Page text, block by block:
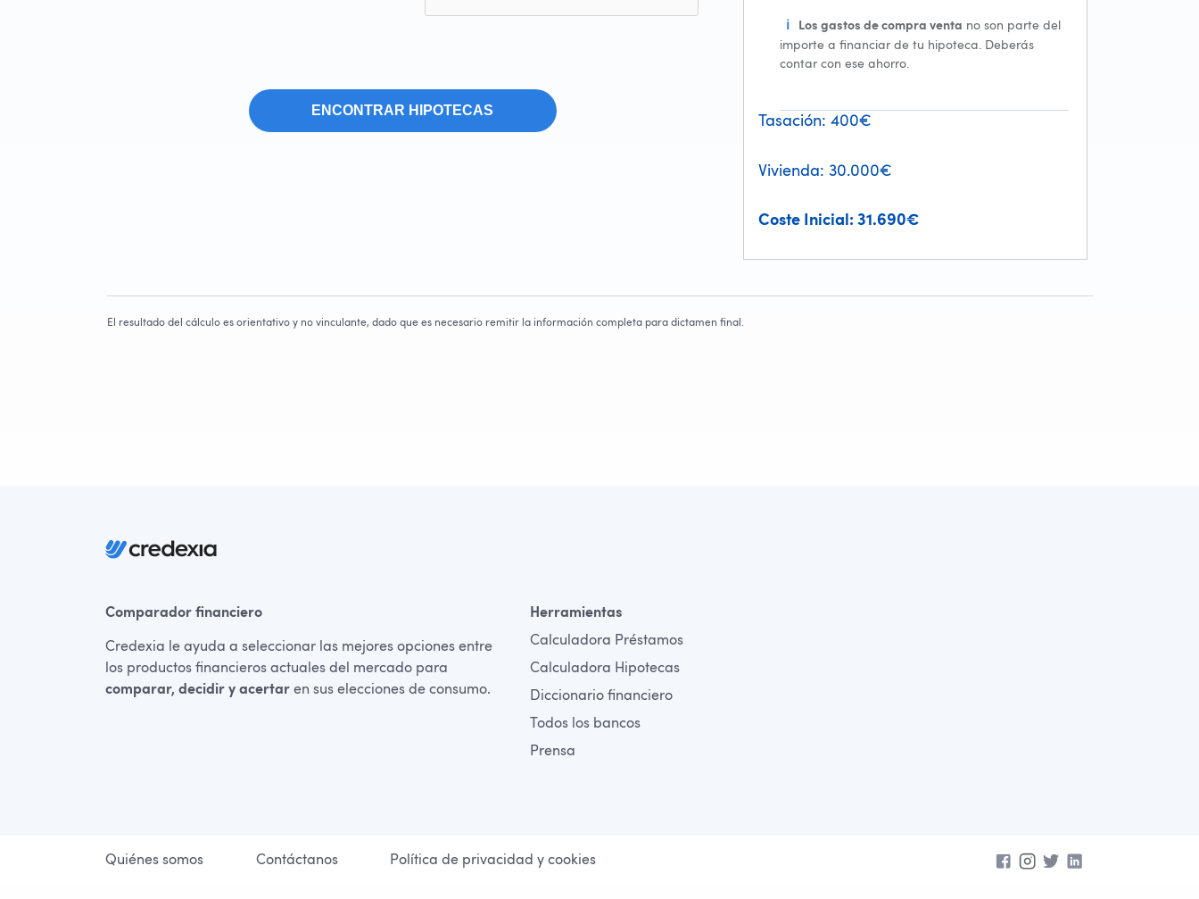
ENCONTRAR HIPOTECAS
ℹ Los gastos de compra venta no son parte del
importe a financiar de tu hipoteca. Deberás
contar con ese ahorro.
Tasación: 400€
Vivienda: 30.000€
Coste Inicial: 31.690€
El resultado del cálculo es orientativo y no vinculante, dado que es necesario remitir la información completa para dictamen final.
Comparador financiero
Credexia le ayuda a seleccionar las mejores opciones entre
los productos financieros actuales del mercado para
comparar, decidir y acertar en sus elecciones de consumo.
Herramientas
Calculadora Préstamos
Calculadora Hipotecas
Diccionario financiero
Todos los bancos
Prensa
Quiénes somos Contáctanos Política de privacidad y cookies